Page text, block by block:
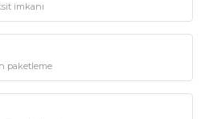
imkanı
paketleme